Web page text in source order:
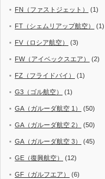
FN（ファストジェット） (1)
FT（シェムリアップ航空） (1)
FV（ロシア航空） (3)
FW（アイベックスエア） (2)
FZ（フライドバイ） (1)
G3（ゴル航空） (1)
GA（ガルーダ航空 1） (50)
GA（ガルーダ航空 2） (50)
GA（ガルーダ航空 3） (45)
GE（復興航空） (12)
GF（ガルフエア） (6)